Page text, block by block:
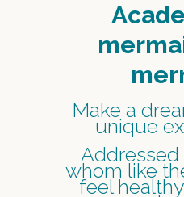
Make a
unique
Addressed
whom like
feel